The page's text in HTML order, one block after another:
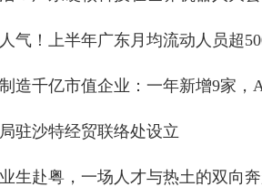
气！上半年广东月均流动人员超
造千亿市值企业：一年新增9家，
驻沙特经贸联络处设立
生赴粤，一场人才与热土的双向